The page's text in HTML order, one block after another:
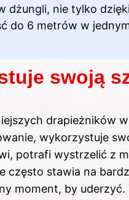
dżungli, nie tylko
do 6 metrów w
swoją
drapieżników
wykorzystuje
potrafi wystrzelić z
często stawia na
moment, by